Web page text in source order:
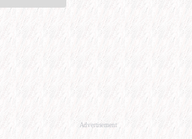
Advertisement